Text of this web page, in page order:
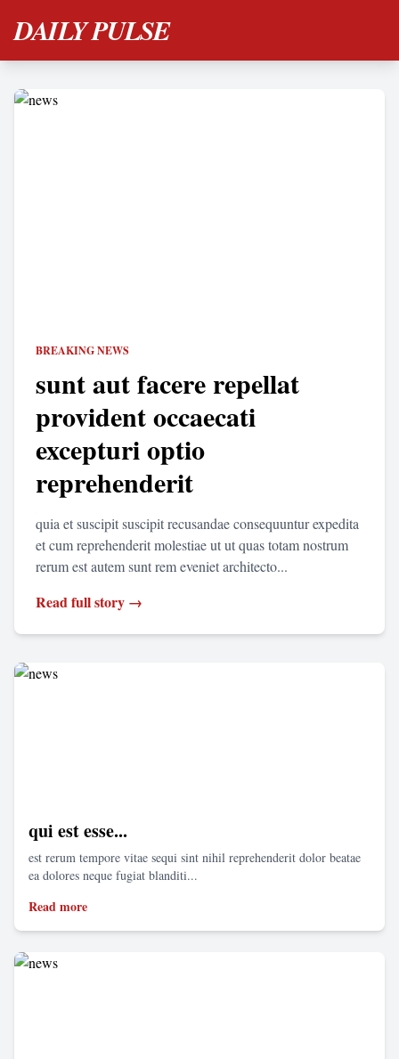
DAILY PULSE
BREAKING NEWS
sunt aut facere repellat
provident occaecati
excepturi optio
reprehenderit
quia et suscipit suscipit recusandae consequuntur expedita
et cum reprehenderit molestiae ut ut quas totam nostrum
rerum est autem sunt rem eveniet architecto...
Read full story →
qui est esse...
est rerum tempore vitae sequi sint nihil reprehenderit dolor beatae
ea dolores neque fugiat blanditi...
Read more